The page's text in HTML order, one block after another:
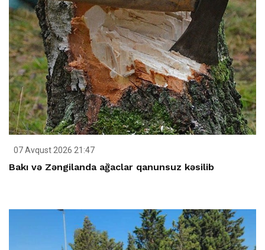
07 Avqust 2026 21:47
Bakı və Zəngilanda ağaclar qanunsuz kəsilib